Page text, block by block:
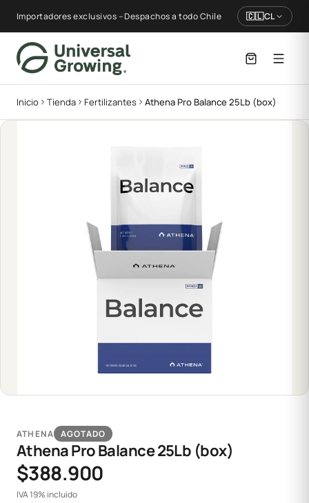
Importadores exclusivos – Despachos a todo Chile 🇨🇱CL
Inicio Tienda Fertilizantes Athena Pro Balance 25Lb (box)
ATHENA AGOTADO
Athena Pro Balance 25Lb (box)
$388.900
IVA 19% incluido